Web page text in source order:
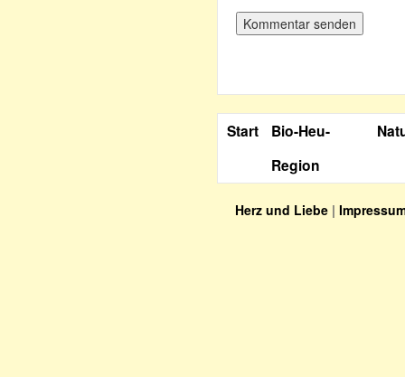
Start
Bio-Heu-
Region
Herz und Liebe |